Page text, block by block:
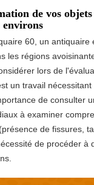
de vos
60, un antiquaire
les régions
lors de
un travail
de consulter
à examiner
de fissures,
de procéder à